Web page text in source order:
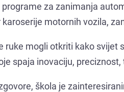
za zanimanja
motornih vozila,
ruke mogli otkriti kako
spaja inovaciju,
škola je